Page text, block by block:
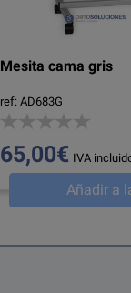
Mesita cama gris
ref: AD683G
65,00€ IVA
Añadir a